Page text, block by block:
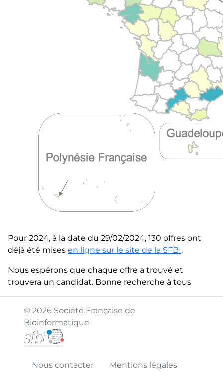
Pour 2024, à la date du 29/02/2024, 130 offres ont
déjà été mises en ligne sur le site de la SFBI.
Nous espérons que chaque offre a trouvé et
trouvera un candidat. Bonne recherche à tous
© 2026 Société Française de
Bioinformatique
Nous contacter Mentions légales